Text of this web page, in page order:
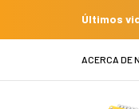
Últimos
ACERCA DE